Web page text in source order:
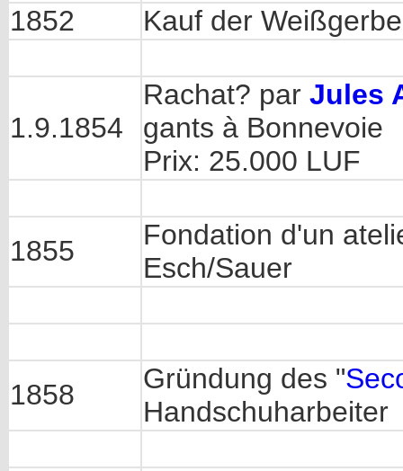
1852 Kauf der
1.9.1854
Rachat? par Jules
gants à Bonnevoie
Prix: 25.000 LUF
1855
Fondation d'un
Esch/Sauer
1858 Gründung des "
Handschuharbeiter